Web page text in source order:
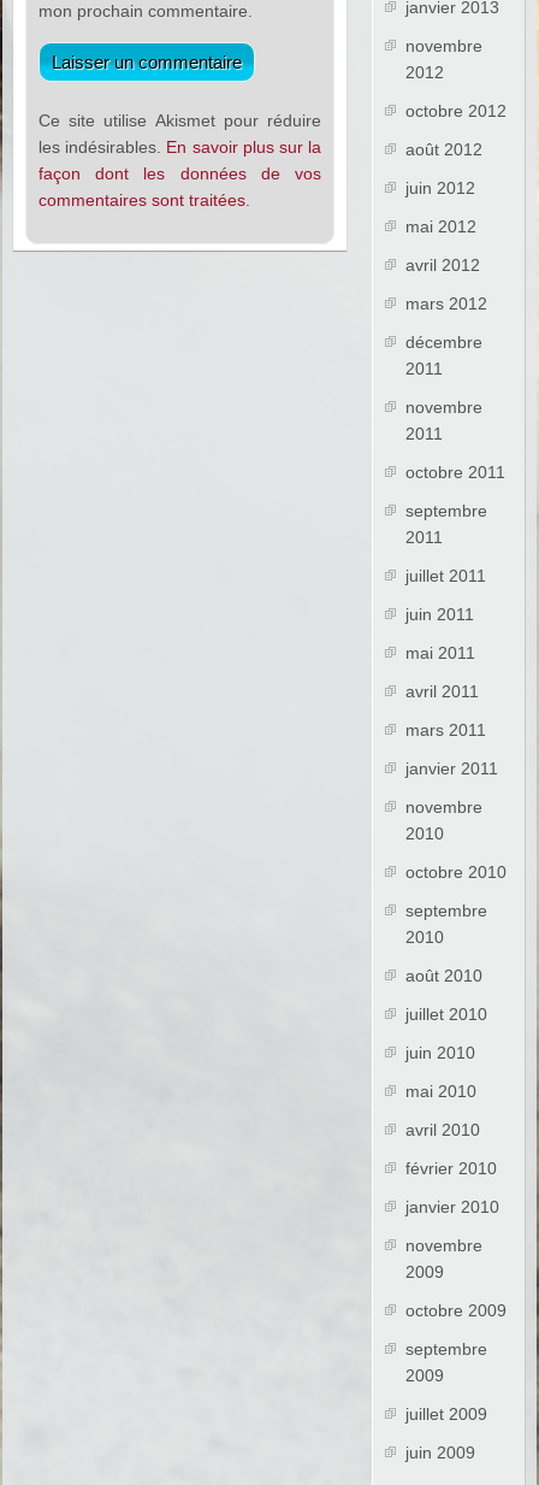
mon prochain commentaire.
Ce site utilise Akismet pour réduire
les indésirables. En savoir plus sur la
façon dont les données de vos
commentaires sont traitées
janvier 2013
novembre
2012
octobre 2012
août 2012
juin 2012
mai 2012
avril 2012
mars 2012
décembre
2011
novembre
2011
octobre 2011
septembre
2011
juillet 2011
juin 2011
mai 2011
avril 2011
mars 2011
janvier 2011
novembre
2010
octobre 2010
septembre
2010
août 2010
juillet 2010
juin 2010
mai 2010
avril 2010
février 2010
janvier 2010
novembre
2009
octobre 2009
septembre
2009
juillet 2009
juin 2009